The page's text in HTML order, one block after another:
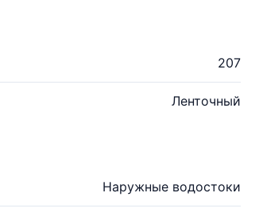
207
Ленточный
Наружные водостоки